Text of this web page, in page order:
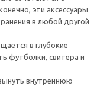
эти аксессуары
в любой другой
в глубокие
футболки, свитера и
внутреннюю